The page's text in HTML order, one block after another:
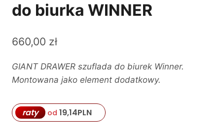
do biurka WINNER
660,00 zł
GIANT DRAWER szuflada do biurek Winner.
Montowana jako element dodatkowy.
raty od 19,14PLN